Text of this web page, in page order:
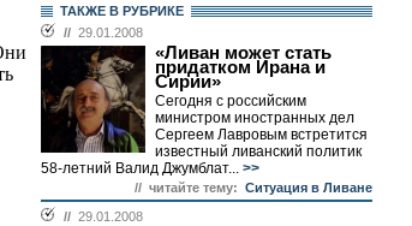
ТАКЖЕ В РУБРИКЕ
// 29.01.2008
«Ливан может стать
придатком Ирана и
Сирии»
Сегодня с российским
министром иностранных дел
Сергеем Лавровым встретится
известный ливанский политик
58-летний Валид Джумблат... >>
// читайте тему: Cитуация в Ливане
// 29.01.2008